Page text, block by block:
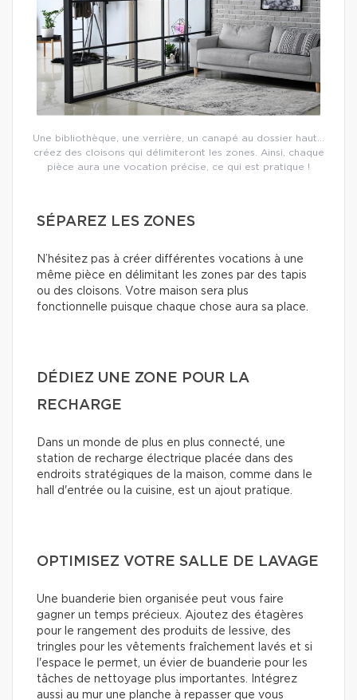
Une bibliothèque, une verrière, un canapé au dossier haut…
créez des cloisons qui délimiteront les zones. Ainsi, chaque
pièce aura une vocation précise, ce qui est pratique !
SÉPAREZ LES ZONES
N’hésitez pas à créer différentes vocations à une
même pièce en délimitant les zones par des tapis
ou des cloisons. Votre maison sera plus
fonctionnelle puisque chaque chose aura sa place.
DÉDIEZ UNE ZONE POUR LA
RECHARGE
Dans un monde de plus en plus connecté, une
station de recharge électrique placée dans des
endroits stratégiques de la maison, comme dans le
hall d'entrée ou la cuisine, est un ajout pratique.
OPTIMISEZ VOTRE SALLE DE LAVAGE
Une buanderie bien organisée peut vous faire
gagner un temps précieux. Ajoutez des étagères
pour le rangement des produits de lessive, des
tringles pour les vêtements fraîchement lavés et si
l'espace le permet, un évier de buanderie pour les
tâches de nettoyage plus importantes. Intégrez
aussi au mur une planche à repasser que vous